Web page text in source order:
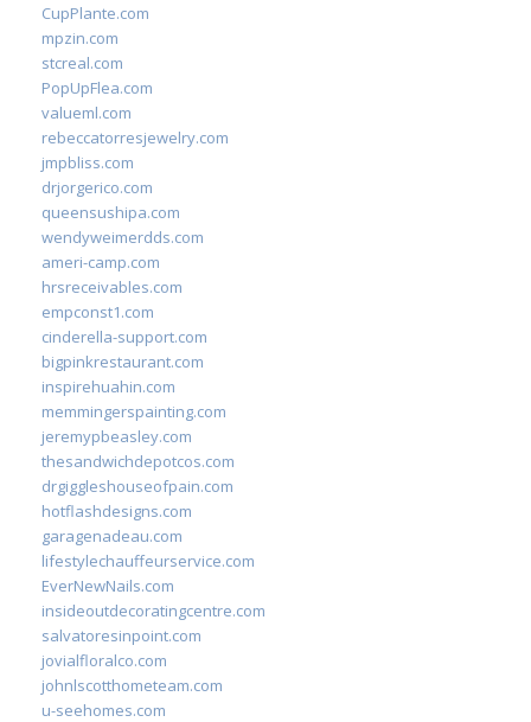
CupPlante.com
mpzin.com
stcreal.com
PopUpFlea.com
valueml.com
rebeccatorresjewelry.com
jmpbliss.com
drjorgerico.com
queensushipa.com
wendyweimerdds.com
ameri-camp.com
hrsreceivables.com
empconst1.com
cinderella-support.com
bigpinkrestaurant.com
inspirehuahin.com
memmingerspainting.com
jeremypbeasley.com
thesandwichdepotcos.com
drgiggleshouseofpain.com
hotflashdesigns.com
garagenadeau.com
lifestylechauffeurservice.com
EverNewNails.com
insideoutdecoratingcentre.com
salvatoresinpoint.com
jovialfloralco.com
johnlscotthometeam.com
u-seehomes.com